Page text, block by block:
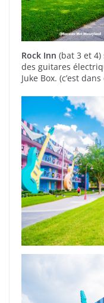
Rock Inn (bat 3 et 4)
des guitares
Juke Box. (c’est